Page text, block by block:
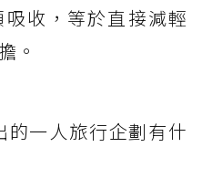
收，等於直接減輕
。
的一人旅行企劃有什